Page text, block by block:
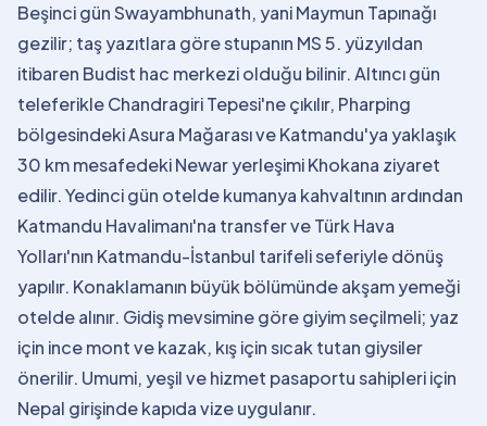
Beşinci gün Swayambhunath, yani Maymun Tapınağı
gezilir; taş yazıtlara göre stupanın MS 5. yüzyıldan
itibaren Budist hac merkezi olduğu bilinir. Altıncı gün
teleferikle Chandragiri Tepesi'ne çıkılır, Pharping
bölgesindeki Asura Mağarası ve Katmandu'ya yaklaşık
30 km mesafedeki Newar yerleşimi Khokana ziyaret
edilir. Yedinci gün otelde kumanya kahvaltının ardından
Katmandu Havalimanı'na transfer ve Türk Hava
Yolları'nın Katmandu-İstanbul tarifeli seferiyle dönüş
yapılır. Konaklamanın büyük bölümünde akşam yemeği
otelde alınır. Gidiş mevsimine göre giyim seçilmeli; yaz
için ince mont ve kazak, kış için sıcak tutan giysiler
önerilir. Umumi, yeşil ve hizmet pasaportu sahipleri için
Nepal girişinde kapıda vize uygulanır.